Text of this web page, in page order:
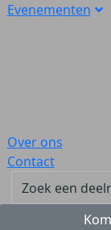
Evenementen
Over ons
Contact